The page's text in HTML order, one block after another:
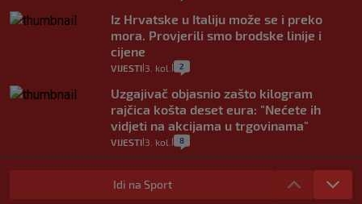
Iz Hrvatske u Italiju može se i preko
mora. Provjerili smo brodske linije i
cijene
VIJESTI 3. kol. 2
Uzgajivač objasnio zašto kilogram
rajčica košta deset eura: "Nećete ih
vidjeti na akcijama u trgovinama"
VIJESTI 3. kol. 8
Selidba je jedno od stresnijih iskustava.
Evo aktualnih cijena i nekoliko savjeta
Idi na Sport